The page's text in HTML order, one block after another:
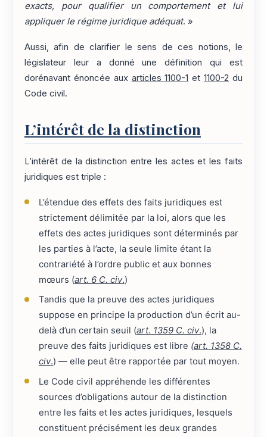
exacts, pour qualifier un comportement et lui
appliquer le régime juridique adéquat. »
Aussi, afin de clarifier le sens de ces notions, le
législateur leur a donné une définition qui est
dorénavant énoncée aux articles 1100-1 et1100-2 du
Code civil.
L’intérêt de la distinction
L’intérêt de la distinction entre les actes et les faits
juridiques est triple :
L’étendue des effets des faits juridiques est
strictement délimitée par la loi, alors que les
effets des actes juridiques sont déterminés par
les parties à l’acte, la seule limite étant la
contrariété à l’ordre public et aux bonnes
mœurs (art. 6 C. civ.)
Tandis que la preuve des actes juridiques
suppose en principe la production d’un écrit au-
delà d’un certain seuil (art. 1359 C. civ.), la
preuve des faits juridiques est libre (art. 1358 C.
civ.) — elle peut être rapportée par tout moyen.
Le Code civil appréhende les différentes
sources d’obligations autour de la distinction
entre les faits et les actes juridiques, lesquels
constituent précisément les deux grandes